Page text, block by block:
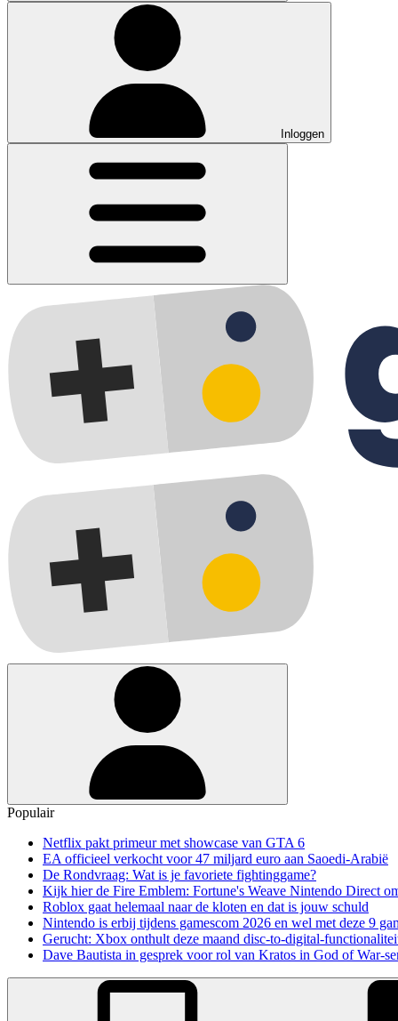
Inloggen
Populair
Netflix pakt primeur met showcase van GTA 6
EA officieel verkocht voor 47 miljard euro aan Saoedi-Arabië
De Rondvraag: Wat is je favoriete fightinggame?
Kijk hier de Fire Emblem: Fortune's Weave Nintendo Direct
Roblox gaat helemaal naar de kloten en dat is jouw schuld
Nintendo is erbij tijdens gamescom 2026 en wel met deze 9
Gerucht: Xbox onthult deze maand disc-to-digital-
Dave Bautista in gesprek voor rol van Kratos in God of War-